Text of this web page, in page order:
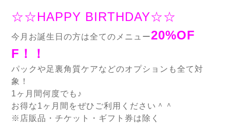
☆☆HAPPY BIRTHDAY☆☆
今月お誕生日の方は全てのメニュー20%OF
F！！
パックや足裏角質ケアなどのオプションも全て対
象！
1ヶ月間何度でも♪
お得な1ヶ月間をぜひご利用ください＾＾
※店販品・チケット・ギフト券は除く